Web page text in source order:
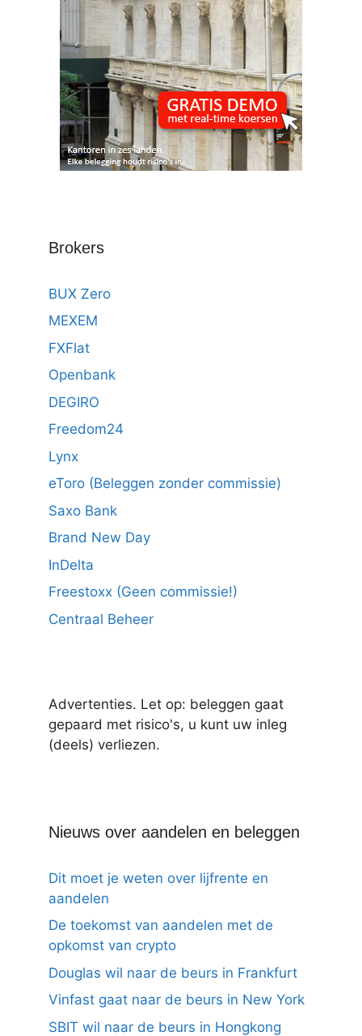
Brokers
BUX Zero
MEXEM
FXFlat
Openbank
DEGIRO
Freedom24
Lynx
eToro (Beleggen zonder commissie)
Saxo Bank
Brand New Day
InDelta
Freestoxx (Geen commissie!)
Centraal Beheer
Advertenties. Let op: beleggen gaat
gepaard met risico's, u kunt uw inleg
(deels) verliezen.
Nieuws over aandelen en beleggen
Dit moet je weten over lijfrente en
aandelen
De toekomst van aandelen met de
opkomst van crypto
Douglas wil naar de beurs in Frankfurt
Vinfast gaat naar de beurs in New York
SBIT wil naar de beurs in Hongkong